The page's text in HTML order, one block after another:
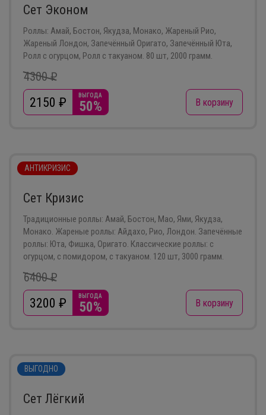
Сет Эконом
Роллы: Амай, Бостон, Якудза, Монако, Жареный Рио,
Жареный Лондон, Запечённый Оригато, Запечённый Юта,
Ролл с огурцом, Ролл с такуаном. 80 шт, 2000 грамм.
4300 ₽
2150 ₽ ВЫГОДА
50% В корзину
АНТИКРИЗИС
Сет Кризис
Традиционные роллы: Амай, Бостон, Мао, Ями, Якудза,
Монако. Жареные роллы: Айдахо, Рио, Лондон. Запечённые
роллы: Юта, Фишка, Оригато. Классические роллы: с
огурцом, с помидором, с такуаном. 120 шт, 3000 грамм.
6400 ₽
3200 ₽ ВЫГОДА
50% В корзину
ВЫГОДНО
Сет Лёгкий